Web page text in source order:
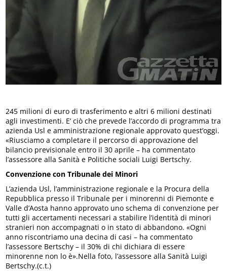
245 milioni di euro di trasferimento e altri 6 milioni destinati
agli investimenti. E’ ciò che prevede l’accordo di programma tra
azienda Usl e amministrazione regionale approvato quest’oggi.
«Riusciamo a completare il percorso di approvazione del
bilancio previsionale entro il 30 aprile – ha commentato
l’assessore alla Sanità e Politiche sociali Luigi Bertschy.
Convenzione con Tribunale dei Minori
L’azienda Usl, l’amministrazione regionale e la Procura della
Repubblica presso il Tribunale per i minorenni di Piemonte e
Valle d’Aosta hanno approvato uno schema di convenzione per
tutti gli accertamenti necessari a stabilire l’identità di minori
stranieri non accompagnati o in stato di abbandono. «Ogni
anno riscontriamo una decina di casi – ha commentato
l’assessore Bertschy – il 30% di chi dichiara di essere
minorenne non lo è».Nella foto, l’assessore alla Sanità Luigi
Bertschy.(c.t.)